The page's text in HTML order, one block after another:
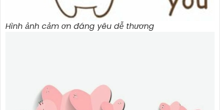
Hình ảnh cảm ơn đáng yêu dễ thương